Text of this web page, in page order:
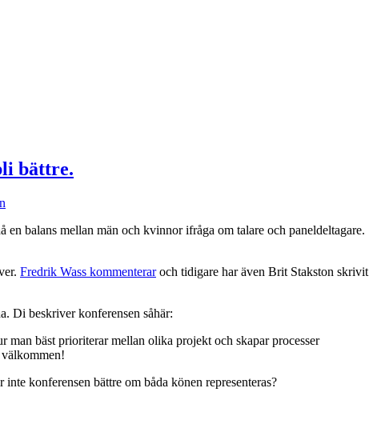
bättre.
en balans mellan män och kvinnor ifråga om talare och paneldeltagare.
Fredrik Wass kommenteraroch tidigare har även Brit Stakston skrivit
Di beskriver konferensen såhär:
bäst prioriterar mellan olika projekt och skapar processer
konferensen bättre om båda könen representeras?